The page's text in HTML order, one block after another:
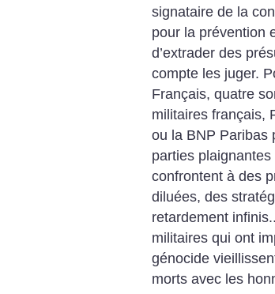
signataire de la
pour la prévention
d’extrader des
compte les juger.
Français, quatre
militaires français,
ou la BNP Paribas
parties
confrontent à des
diluées, des
retardement
militaires qui ont
génocide
morts avec les